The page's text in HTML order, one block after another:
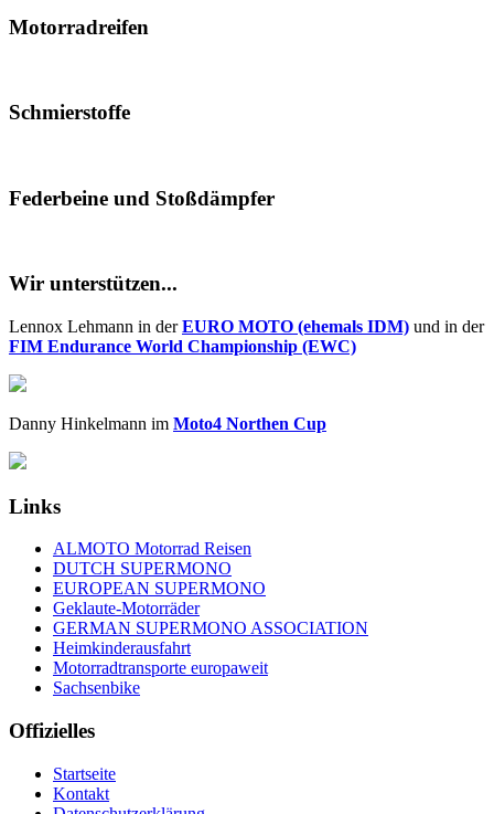
Motorradreifen
Schmierstoffe
Federbeine und Stoßdämpfer
Wir unterstützen...
Lennox Lehmann in derEURO MOTO (ehemals IDM) und in der
FIM Endurance World Championship (EWC)
Danny Hinkelmann im Moto4 Northen Cup
Links
ALMOTO Motorrad Reisen
DUTCH SUPERMONO
EUROPEAN SUPERMONO
Geklaute-Motorräder
GERMAN SUPERMONO ASSOCIATION
Heimkinderausfahrt
Motorradtransporte europaweit
Sachsenbike
Offizielles
Startseite
Kontakt